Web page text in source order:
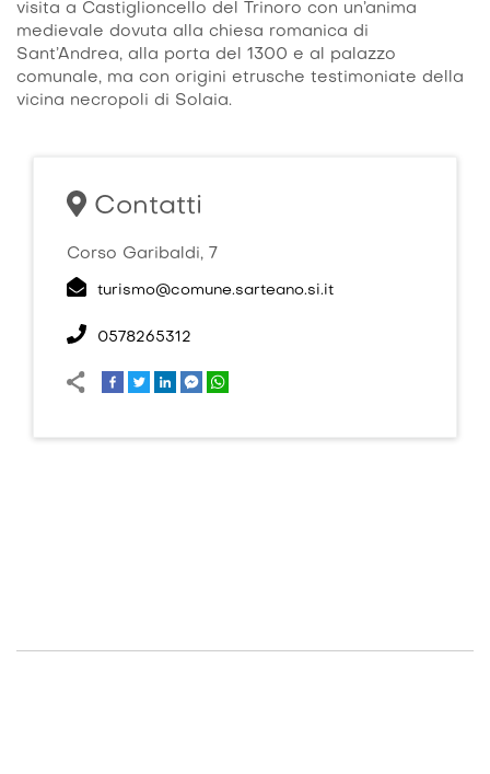
visita a Castiglioncello del Trinoro con un’anima
medievale dovuta alla chiesa romanica di
Sant’Andrea, alla porta del 1300 e al palazzo
comunale, ma con origini etrusche testimoniate della
vicina necropoli di Solaia.
Contatti
Corso Garibaldi, 7
turismo@comune.sarteano.si.it
0578265312